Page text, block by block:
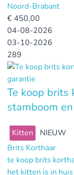
Noord-Brabant
€ 450,00
04-08-2026
03-10-2026
289
Te koop
stamboom
Kitten
NIEUW
Brits Korthaar
te koop brits
het kitten is in